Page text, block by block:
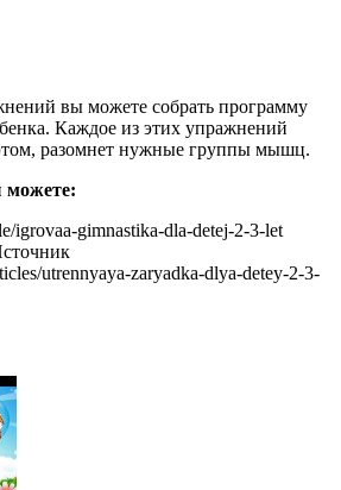
вы можете собрать программу
Каждое из этих упражнений
разомнет нужные группы мышц.
можете:
igrovaa-gimnastika-dla-detej-2-3-let
utrennyaya-zaryadka-dlya-detey-2-3-